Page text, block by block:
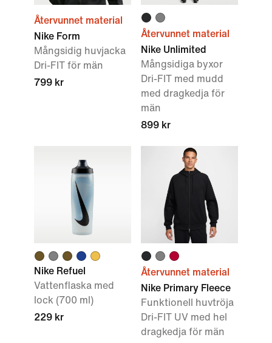
Återvunnet material
Nike Form
Mångsidig huvjacka
Dri-FIT för män
799 kr
Återvunnet material
Nike Unlimited
Mångsidiga byxor
Dri-FIT med mudd
med dragkedja för
män
899 kr
Nike Refuel
Vattenflaska med
lock (700 ml)
229 kr
Återvunnet material
Nike Primary Fleece
Funktionell huvtröja
Dri-FIT UV med hel
dragkedja för män